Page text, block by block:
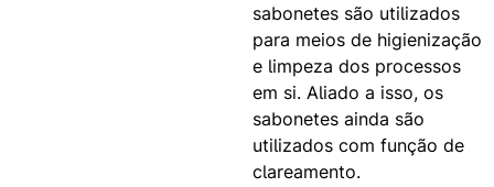
sabonetes são utilizados
para meios de higienização
e limpeza dos processos
em si. Aliado a isso, os
sabonetes ainda são
utilizados com função de
clareamento.